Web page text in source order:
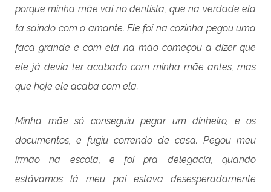
porque minha mãe vai no dentista, que na verdade ela
ta saindo com o amante. Ele foi na cozinha pegou uma
faca grande e com ela na mão começou a dizer que
ele já devia ter acabado com minha mãe antes, mas
que hoje ele acaba com ela.
Minha mãe só conseguiu pegar um dinheiro, e os
documentos, e fugiu correndo de casa. Pegou meu
irmão na escola, e foi pra delegacia, quando
estávamos lá meu pai estava desesperadamente